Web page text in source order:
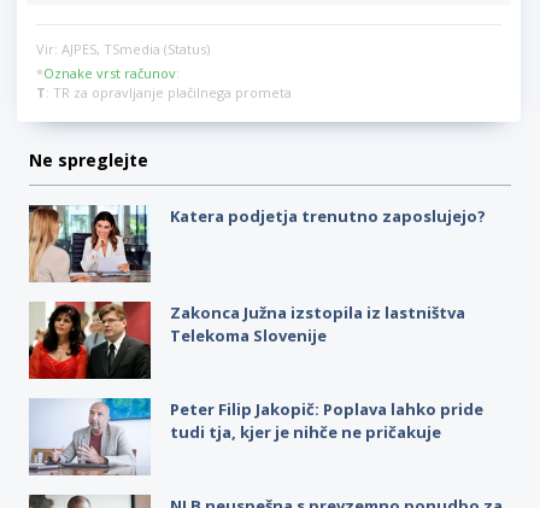
Vir: AJPES, TSmedia (Status)
*Oznake vrst računov:
T: TR za opravljanje plačilnega prometa
Ne spreglejte
Katera podjetja trenutno zaposlujejo?
Zakonca Južna izstopila iz lastništva
Telekoma Slovenije
Peter Filip Jakopič: Poplava lahko pride
tudi tja, kjer je nihče ne pričakuje